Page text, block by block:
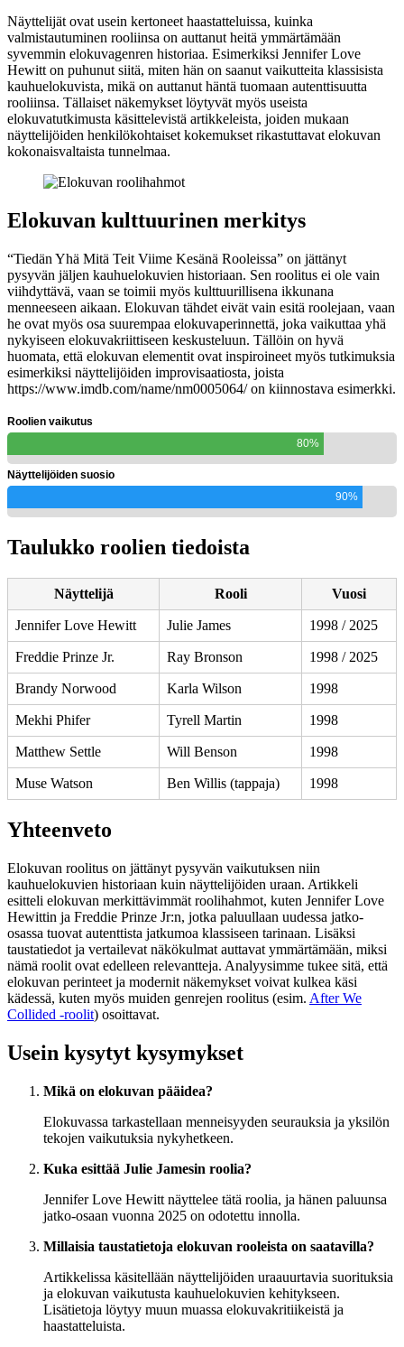
Näyttelijät ovat usein kertoneet haastatteluissa, kuinka
valmistautuminen rooliinsa on auttanut heitä ymmärtämään
syvemmin elokuvagenren historiaa. Esimerkiksi Jennifer Love
Hewitt on puhunut siitä, miten hän on saanut vaikutteita klassisista
kauhuelokuvista, mikä on auttanut häntä tuomaan autenttisuutta
rooliinsa. Tällaiset näkemykset löytyvät myös useista
elokuvatutkimusta käsittelevistä artikkeleista, joiden mukaan
näyttelijöiden henkilökohtaiset kokemukset rikastuttavat elokuvan
kokonaisvaltaista tunnelmaa.
Elokuvan kulttuurinen merkitys
“Tiedän Yhä Mitä Teit Viime Kesänä Rooleissa” on jättänyt
pysyvän jäljen kauhuelokuvien historiaan. Sen roolitus ei ole vain
viihdyttävä, vaan se toimii myös kulttuurillisena ikkunana
menneeseen aikaan. Elokuvan tähdet eivät vain esitä roolejaan, vaan
he ovat myös osa suurempaa elokuvaperinnettä, joka vaikuttaa yhä
nykyiseen elokuvakriittiseen keskusteluun. Tällöin on hyvä
huomata, että elokuvan elementit ovat inspiroineet myös tutkimuksia
esimerkiksi näyttelijöiden improvisaatiosta, joista
https://www.imdb.com/name/nm0005064/ on kiinnostava esimerkki.
Roolien vaikutus
80%
Näyttelijöiden suosio
90%
Taulukko roolien tiedoista
Näyttelijä Rooli Vuosi
Jennifer Love Hewitt Julie James 1998 / 2025
Freddie Prinze Jr. Ray Bronson 1998 / 2025
Brandy Norwood Karla Wilson 1998
Mekhi Phifer Tyrell Martin 1998
Matthew Settle Will Benson 1998
Muse Watson Ben Willis (tappaja) 1998
Yhteenveto
Elokuvan roolitus on jättänyt pysyvän vaikutuksen niin
kauhuelokuvien historiaan kuin näyttelijöiden uraan. Artikkeli
esitteli elokuvan merkittävimmät roolihahmot, kuten Jennifer Love
Hewittin ja Freddie Prinze Jr:n, jotka paluullaan uudessa jatko-
osassa tuovat autenttista jatkumoa klassiseen tarinaan. Lisäksi
taustatiedot ja vertailevat näkökulmat auttavat ymmärtämään, miksi
nämä roolit ovat edelleen relevantteja. Analyysimme tukee sitä, että
elokuvan perinteet ja modernit näkemykset voivat kulkea käsi
kädessä, kuten myös muiden genrejen roolitus (esim. After We
Collided -roolit) osoittavat.
Usein kysytyt kysymykset
Mikä on elokuvan pääidea?
Elokuvassa tarkastellaan menneisyyden seurauksia ja yksilön
tekojen vaikutuksia nykyhetkeen.
Kuka esittää Julie Jamesin roolia?
Jennifer Love Hewitt näyttelee tätä roolia, ja hänen paluunsa
jatko-osaan vuonna 2025 on odotettu innolla.
Millaisia taustatietoja elokuvan rooleista on saatavilla?
Artikkelissa käsitellään näyttelijöiden uraauurtavia suorituksia
ja elokuvan vaikutusta kauhuelokuvien kehitykseen.
Lisätietoja löytyy muun muassa elokuvakritiikeistä ja
haastatteluista.